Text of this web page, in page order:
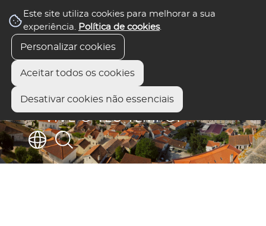
Este site utiliza cookies para melhorar a sua
experiência. Política de cookies.
Personalizar cookies
Aceitar todos os cookies
Desativar cookies não essenciais